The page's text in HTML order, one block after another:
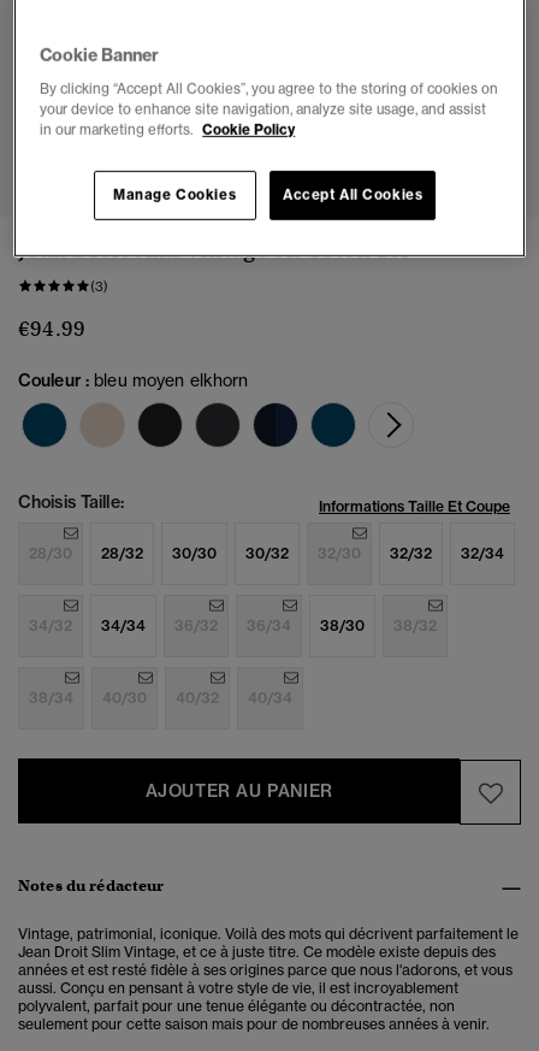
Jean Droit Slim Vintage en Coton Bio
(3)
€94.99
Couleur : bleu moyen elkhorn
Choisis Taille: Informations Taille Et Coupe
28/30 28/32 30/30 30/32 32/30 32/32 32/34
34/32 34/34 36/32 36/34 38/30 38/32
38/34 40/30 40/32 40/34
AJOUTER AU PANIER
Notes du rédacteur
Vintage, patrimonial, iconique. Voilà des mots qui décrivent parfaitement le
Jean Droit Slim Vintage, et ce à juste titre. Ce modèle existe depuis des
années et est resté fidèle à ses origines parce que nous l'adorons, et vous
aussi. Conçu en pensant à votre style de vie, il est incroyablement
polyvalent, parfait pour une tenue élégante ou décontractée, non
seulement pour cette saison mais pour de nombreuses années à venir.
Cookie Banner
By clicking “Accept All Cookies”, you agree to the storing of cookies on
your device to enhance site navigation, analyze site usage, and assist
in our marketing efforts. Cookie Policy
Accept All Cookies
Manage Cookies